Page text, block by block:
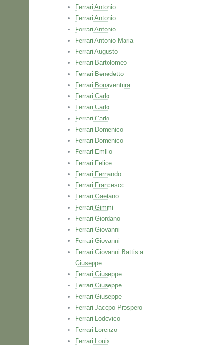
Ferrari Antonio
Ferrari Antonio
Ferrari Antonio
Ferrari Antonio Maria
Ferrari Augusto
Ferrari Bartolomeo
Ferrari Benedetto
Ferrari Bonaventura
Ferrari Carlo
Ferrari Carlo
Ferrari Carlo
Ferrari Domenico
Ferrari Domenico
Ferrari Emilio
Ferrari Felice
Ferrari Fernando
Ferrari Francesco
Ferrari Gaetano
Ferrari Gimmi
Ferrari Giordano
Ferrari Giovanni
Ferrari Giovanni
Ferrari Giovanni Battista
Giuseppe
Ferrari Giuseppe
Ferrari Giuseppe
Ferrari Giuseppe
Ferrari Jacopo Prospero
Ferrari Lodovico
Ferrari Lorenzo
Ferrari Louis